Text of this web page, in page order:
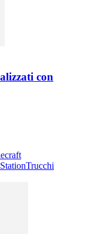
con
Trucchi